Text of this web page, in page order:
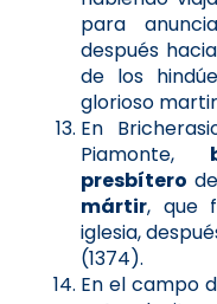
para
después
de los
glorioso
En
Piamonte,
presbítero
mártir, que
iglesia,
(1374).
En el campo